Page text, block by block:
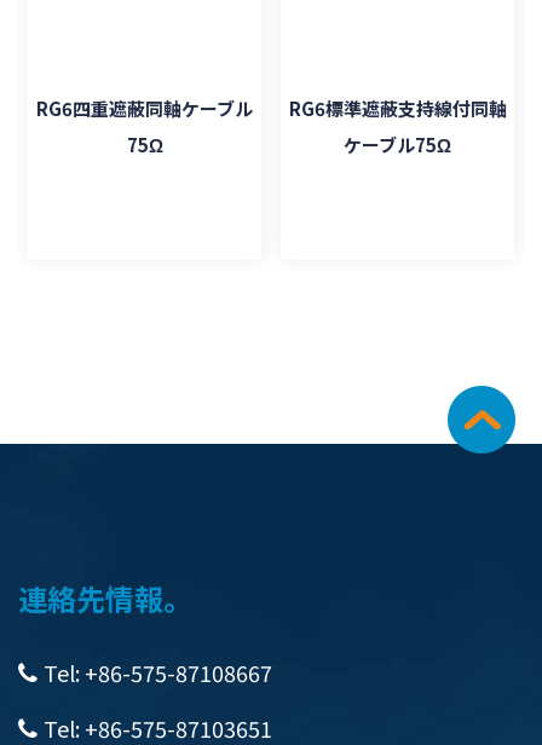
RG6四重遮蔽同軸ケーブル
75Ω
RG6標準遮蔽支持線付同軸
ケーブル75Ω
連絡先情報。
Tel: +86-575-87108667
Tel: +86-575-87103651